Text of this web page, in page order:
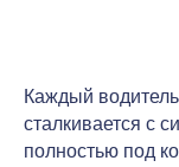
Каждый
сталкивается с
полностью под